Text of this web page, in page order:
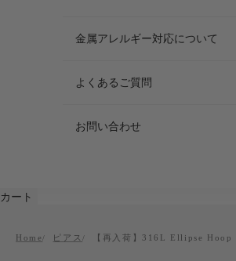
金属アレルギー対応について
よくあるご質問
お問い合わせ
カート
Home ピアス 【再入荷】316L Ellipse Hoop